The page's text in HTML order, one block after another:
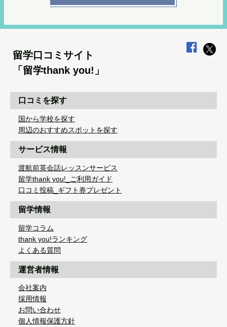
留学口コミサイト
「留学thank you!」
口コミを探す
国から学校を探す
周辺のおすすめスポットを探す
サービス情報
渡航前英会話レッスンサービス
留学thank you!_ご利用ガイド
口コミ投稿_ギフト券プレゼント
留学情報
留学コラム
thank you!ランキング
よくある質問
運営者情報
会社案内
採用情報
お問い合わせ
個人情報保護方針